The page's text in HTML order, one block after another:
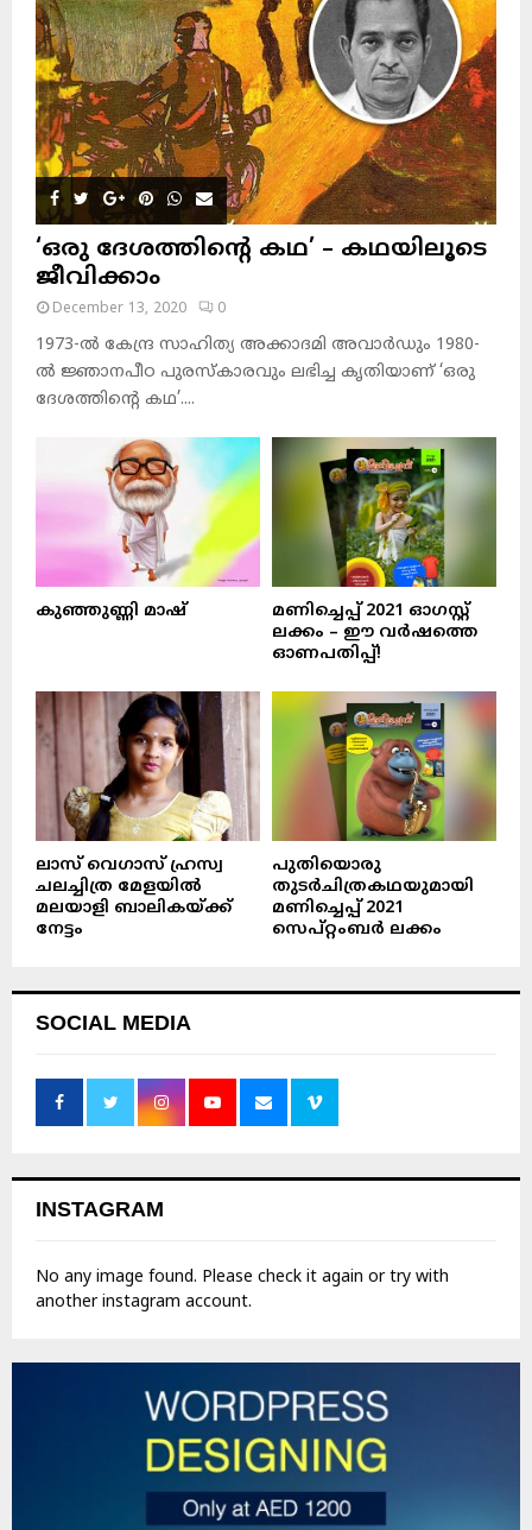
‘ഒരു ദേശത്തിന്റെ കഥ’ – കഥയിലൂടെ
ജീവിക്കാം
December 13, 2020 0
1973-ല്‍ കേന്ദ്ര സാഹിത്യ അക്കാദമി അവാര്‍ഡും 1980-
ല്‍ ജ്ഞാനപീഠ പുരസ്‌കാരവും ലഭിച്ച കൃതിയാണ് ‘ഒരു
ദേശത്തിന്റെ കഥ’....
കുഞ്ഞുണ്ണി മാഷ്‌
മണിച്ചെപ്പ് 2021 ഓഗസ്റ്റ്
ലക്കം – ഈ വർഷത്തെ
ഓണപതിപ്പ്!
ലാസ് വെഗാസ് ഹ്രസ്വ
ചലച്ചിത്ര മേളയിൽ
മലയാളി ബാലികയ്ക്ക്
നേട്ടം
പുതിയൊരു
തുടർചിത്രകഥയുമായി
മണിച്ചെപ്പ് 2021
സെപ്റ്റംബർ ലക്കം
SOCIAL MEDIA
INSTAGRAM
No any image found. Please check it again or try with
another instagram account.